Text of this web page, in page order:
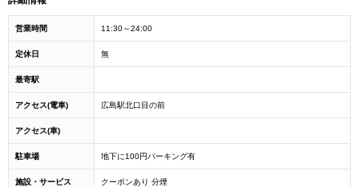
営業時間 11:30～24:00
定休日 無
最寄駅
アクセス(電車) 広島駅北口目の前
アクセス(車)
駐車場 地下に100円パーキング有
施設・サービス クーポンあり 分煙